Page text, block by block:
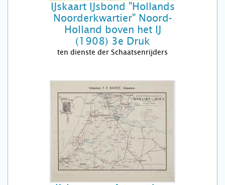
IJskaart IJsbond "Hollands
Noorderkwartier" Noord-
Holland boven het IJ
(1908) 3e Druk
ten dienste der Schaatsenrijders